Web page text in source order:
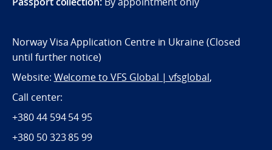
Norway Visa Application Centre in Ukraine (Closed
until further notice)
Website: Welcome to VFS Global | vfsglobal,
Call center:
+380 44 594 54 95
+380 50 323 85 99